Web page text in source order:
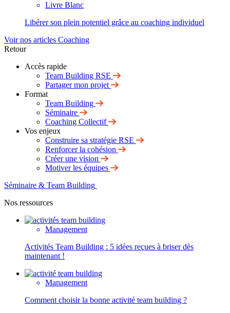
Livre Blanc
Libérer son plein potentiel grâce au coaching individuel
Voir nos articles Coaching
Retour
Accès rapide
Team Building RSE
Partager mon projet
Format
Team Building
Séminaire
Coaching Collectif
Vos enjeux
Construire sa stratégie RSE
Renforcer la cohésion
Créer une vision
Motiver les équipes
Séminaire & Team Building
Nos ressources
Management
Activités Team Building : 5 idées reçues à briser dès
maintenant !
Management
Comment choisir la bonne activité team building ?